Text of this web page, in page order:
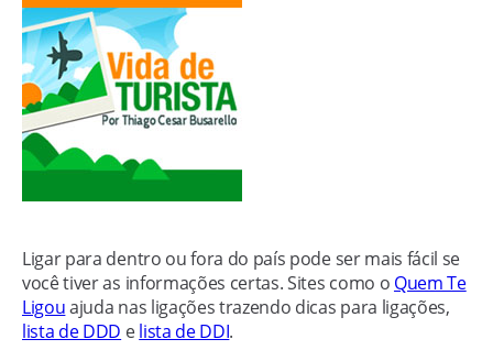
Ligar para dentro ou fora do país pode ser mais fácil se
você tiver as informações certas. Sites como o Quem Te
Ligouajuda nas ligações trazendo dicas para ligações,
lista de DDD elista de DDI.